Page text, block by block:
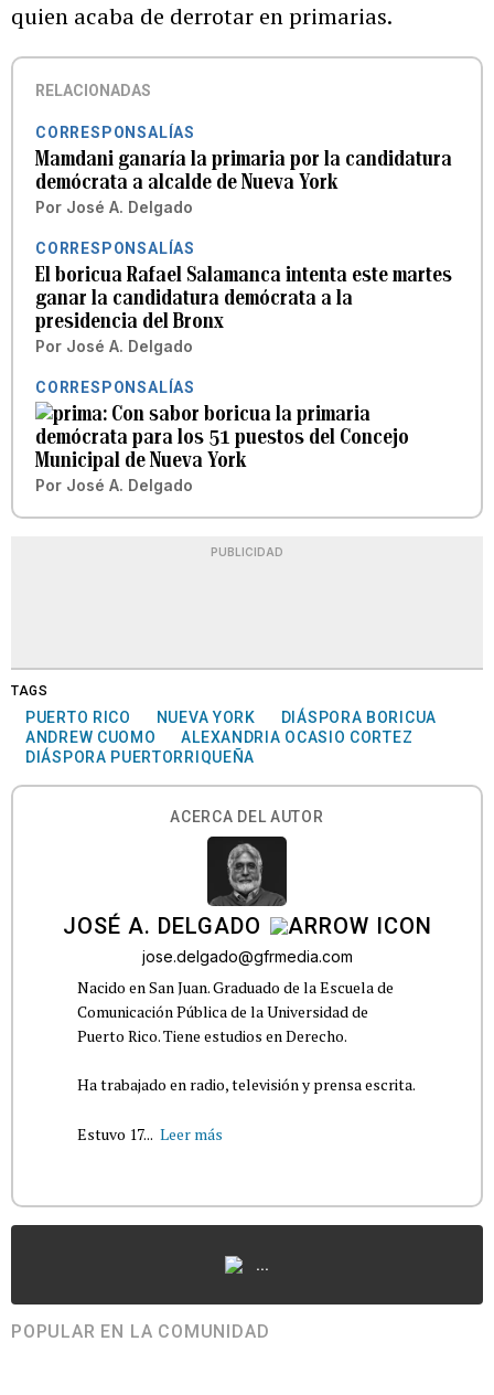
quien acaba de derrotar en primarias.
RELACIONADAS
CORRESPONSALÍAS
Mamdani ganaría la primaria por la candidatura
demócrata a alcalde de Nueva York
Por José A. Delgado
CORRESPONSALÍAS
El boricua Rafael Salamanca intenta este martes
ganar la candidatura demócrata a la
presidencia del Bronx
Por José A. Delgado
CORRESPONSALÍAS
Con sabor boricua la primaria
demócrata para los 51 puestos del Concejo
Municipal de Nueva York
Por José A. Delgado
PUBLICIDAD
TAGS
PUERTO RICO NUEVA YORK
DIÁSPORA BORICUA
ANDREW CUOMO
ALEXANDRIA OCASIO CORTEZ
DIÁSPORA PUERTORRIQUEÑA
ACERCA DEL AUTOR
JOSÉ A. DELGADO
jose.delgado@gfrmedia.com
Nacido en San Juan. Graduado de la Escuela de
Comunicación Pública de la Universidad de
Puerto Rico. Tiene estudios en Derecho.
Ha trabajado en radio, televisión y prensa escrita.
Estuvo 17... Leer más
...
POPULAR EN LA COMUNIDAD